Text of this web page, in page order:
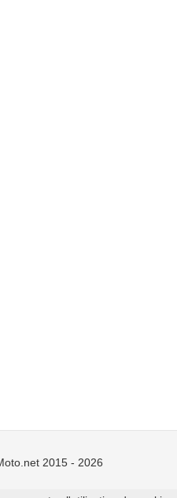
2015 - 2026
un garage moto